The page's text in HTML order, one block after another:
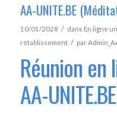
AA-UNITE.BE
10/01/2028 / dans En ligne
rétablissement / par
Réunion en
AA-UNITE.BE